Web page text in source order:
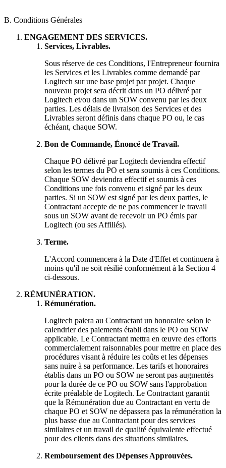
B. Conditions Générales
ENGAGEMENT DES SERVICES.
Services, Livrables.
Sous réserve de ces Conditions, l'Entrepreneur fournira
les Services et les Livrables comme demandé par
Logitech sur une base projet par projet. Chaque
nouveau projet sera décrit dans un PO délivré par
Logitech et/ou dans un SOW convenu par les deux
parties. Les délais de livraison des Services et des
Livrables seront définis dans chaque PO ou, le cas
échéant, chaque SOW.
Bon de Commande, Énoncé de Travail.
Chaque PO délivré par Logitech deviendra effectif
selon les termes du PO et sera soumis à ces Conditions.
Chaque SOW deviendra effectif et soumis à ces
Conditions une fois convenu et signé par les deux
parties. Si un SOW est signé par les deux parties, le
Contractant accepte de ne pas commencer le travail
sous un SOW avant de recevoir un PO émis par
Logitech (ou ses Affiliés).
Terme.
L'Accord commencera à la Date d'Effet et continuera à
moins qu'il ne soit résilié conformément à la Section 4
ci-dessous.
RÉMUNÉRATION.
Rémunération.
Logitech paiera au Contractant un honoraire selon le
calendrier des paiements établi dans le PO ou SOW
applicable. Le Contractant mettra en œuvre des efforts
commercialement raisonnables pour mettre en place des
procédures visant à réduire les coûts et les dépenses
sans nuire à sa performance. Les tarifs et honoraires
établis dans un PO ou SOW ne seront pas augmentés
pour la durée de ce PO ou SOW sans l'approbation
écrite préalable de Logitech. Le Contractant garantit
que la Rémunération due au Contractant en vertu de
chaque PO et SOW ne dépassera pas la rémunération la
plus basse due au Contractant pour des services
similaires et un travail de qualité équivalente effectué
pour des clients dans des situations similaires.
Remboursement des Dépenses Approuvées.